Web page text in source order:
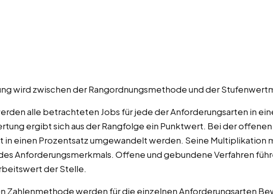
wird zwischen der Rangordnungsmethode und der
alle betrachteten Jobs für jede der Anforderungsarten in
ergibt sich aus der Rangfolge ein Punktwert. Bei der
in einen Prozentsatz umgewandelt werden. Seine Multiplikation
Anforderungsmerkmals. Offene und gebundene Verfahren
der Stelle.
Zahlenmethode werden für die einzelnen Anforderungsarten